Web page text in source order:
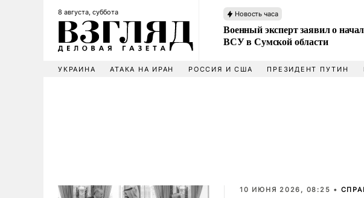
8 августа, суббота Новость часа
Военный эксперт заявил о
ВСУ в Сумской области
УКРАИНА АТАКА НА ИРАН РОССИЯ И США ПРЕЗИДЕНТ ПУТИН
10 ИЮНЯ 2026, 08:25 •